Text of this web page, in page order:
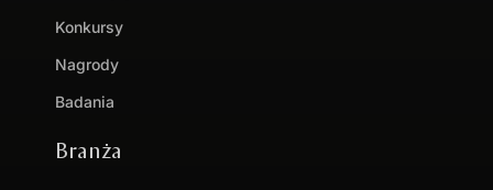
Konkursy
Nagrody
Badania
Branża